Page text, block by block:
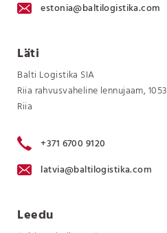
estonia@baltilogistika.com
Läti
Balti Logistika SIA
Riia rahvusvaheline lennujaam, 1053
Riia
+371 6700 9120
latvia@baltilogistika.com
Leedu